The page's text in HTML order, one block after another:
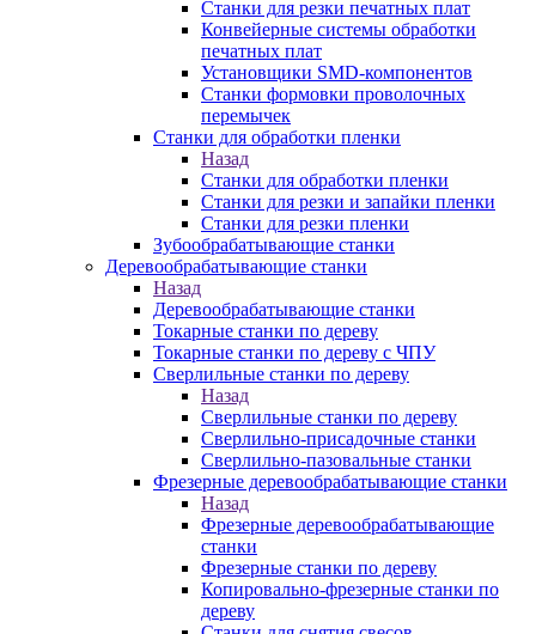
Станки для резки печатных плат
Конвейерные системы обработки
печатных плат
Установщики SMD-компонентов
Станки формовки проволочных
перемычек
Станки для обработки пленки
Назад
Станки для обработки пленки
Станки для резки и запайки пленки
Станки для резки пленки
Зубообрабатывающие станки
Деревообрабатывающие станки
Назад
Деревообрабатывающие станки
Токарные станки по дереву
Токарные станки по дереву с ЧПУ
Сверлильные станки по дереву
Назад
Сверлильные станки по дереву
Сверлильно-присадочные станки
Сверлильно-пазовальные станки
Фрезерные деревообрабатывающие станки
Назад
Фрезерные деревообрабатывающие
станки
Фрезерные станки по дереву
Копировально-фрезерные станки по
дереву